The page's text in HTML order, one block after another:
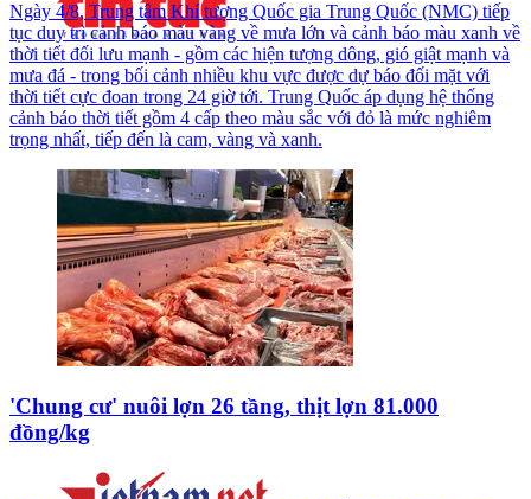
Ngày 4/8, Trung tâm Khí tượng Quốc gia Trung Quốc (NMC) tiếp
tục duy trì cảnh báo màu vàng về mưa lớn và cảnh báo màu xanh về
thời tiết đối lưu mạnh - gồm các hiện tượng dông, gió giật mạnh và
mưa đá - trong bối cảnh nhiều khu vực được dự báo đối mặt với
thời tiết cực đoan trong 24 giờ tới. Trung Quốc áp dụng hệ thống
cảnh báo thời tiết gồm 4 cấp theo màu sắc với đỏ là mức nghiêm
trọng nhất, tiếp đến là cam, vàng và xanh.
'Chung cư' nuôi lợn 26 tầng, thịt lợn 81.000
đồng/kg